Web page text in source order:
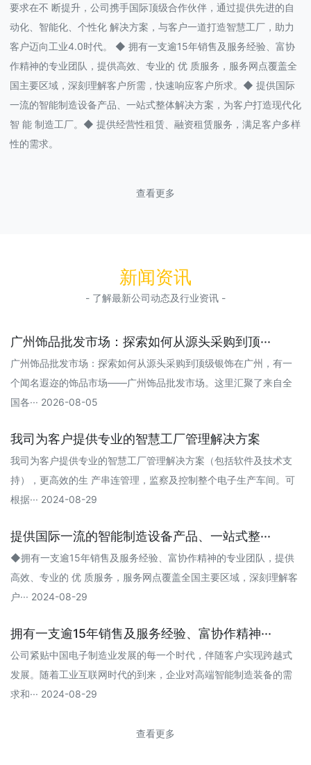
要求在不 断提升，公司携手国际顶级合作伙伴，通过提供先进的自
动化、智能化、个性化 解决方案，与客户一道打造智慧工厂，助力
客户迈向工业4.0时代。 ◆ 拥有一支逾15年销售及服务经验、富协
作精神的专业团队，提供高效、专业的 优 质服务，服务网点覆盖全
国主要区域，深刻理解客户所需，快速响应客户所求。◆ 提供国际
一流的智能制造设备产品、一站式整体解决方案，为客户打造现代化
智 能 制造工厂。◆ 提供经营性租赁、融资租赁服务，满足客户多样
性的需求。
查看更多
新闻资讯
- 了解最新公司动态及行业资讯 -
广州饰品批发市场：探索如何从源头采购到顶···
广州饰品批发市场：探索如何从源头采购到顶级银饰在广州，有一
个闻名遐迩的饰品市场——广州饰品批发市场。这里汇聚了来自全
国各··· 2026-08-05
我司为客户提供专业的智慧工厂管理解决方案
我司为客户提供专业的智慧工厂管理解决方案（包括软件及技术支
持），更高效的生 产串连管理，监察及控制整个电子生产车间。可
根据··· 2024-08-29
提供国际一流的智能制造设备产品、一站式整···
◆拥有一支逾15年销售及服务经验、富协作精神的专业团队，提供
高效、专业的 优 质服务，服务网点覆盖全国主要区域，深刻理解客
户··· 2024-08-29
拥有一支逾15年销售及服务经验、富协作精神···
公司紧贴中国电子制造业发展的每一个时代，伴随客户实现跨越式
发展。随着工业互联网时代的到来，企业对高端智能制造装备的需
求和··· 2024-08-29
查看更多